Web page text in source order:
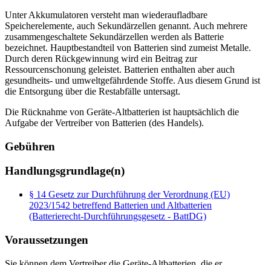
Unter Akkumulatoren versteht man wiederaufladbare
Speicherelemente, auch Sekundärzellen genannt. Auch mehrere
zusammengeschaltete Sekundärzellen werden als Batterie
bezeichnet. Hauptbestandteil von Batterien sind zumeist Metalle.
Durch deren Rückgewinnung wird ein Beitrag zur
Ressourcenschonung geleistet. Batterien enthalten aber auch
gesundheits- und umweltgefährdende Stoffe. Aus diesem Grund ist
die Entsorgung über die Restabfälle untersagt.
Die Rücknahme von Geräte-Altbatterien ist hauptsächlich die
Aufgabe der Vertreiber von Batterien (des Handels).
Gebühren
Handlungsgrundlage(n)
§ 14 Gesetz zur Durchführung der Verordnung (EU)
2023/1542 betreffend Batterien und Altbatterien
(Batterierecht-Durchführungsgesetz - BattDG)
Voraussetzungen